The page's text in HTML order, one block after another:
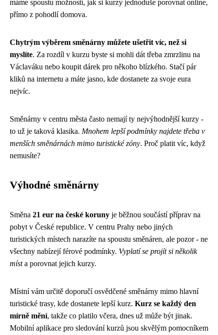
máme spoustu možností, jak si kurzy jednoduše porovnat online,
přímo z pohodlí domova.
Chytrým výběrem směnárny můžete ušetřit víc, než si
myslíte. Za rozdíl v kurzu byste si mohli dát třeba zmrzlinu na
Václaváku nebo koupit dárek pro někoho blízkého. Stačí pár
kliků na internetu a máte jasno, kde dostanete za svoje eura
nejvíc.
Směnárny v centru města často nemají ty nejvýhodnější kurzy -
to už je taková klasika. Mnohem lepší podmínky najdete třeba v
menších směnárnách mimo turistické zóny. Proč platit víc, když
nemusíte?
Výhodné směnárny
Směna 21 eur na české koruny je běžnou součástí příprav na
pobyt v České republice. V centru Prahy nebo jiných
turistických místech narazíte na spoustu směnáren, ale pozor - ne
všechny nabízejí férové podmínky. Vyplatí se projít si několik
místa porovnat jejich kurzy.
Místní vám určitě doporučí osvědčené směnárny mimo hlavní
turistické trasy, kde dostanete lepší kurz. Kurz se každý den
mírně mění, takže co platilo včera, dnes už může být jinak.
Mobilní aplikace pro sledování kurzů jsou skvělým pomocníkem